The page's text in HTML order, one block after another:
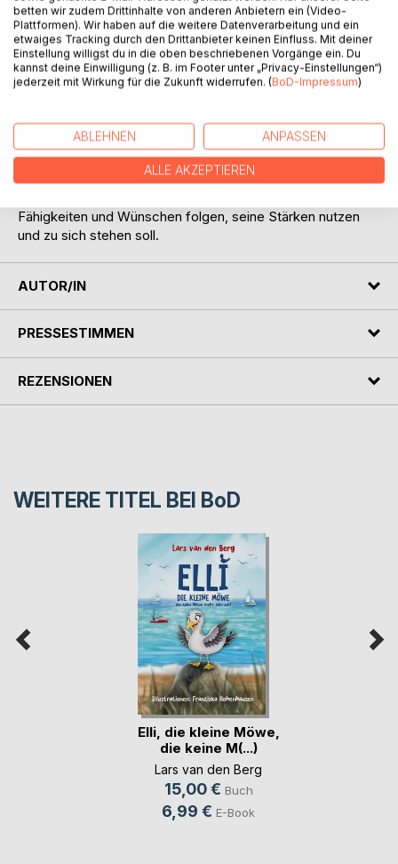
Auseinandersetzung mit unterschiedlichen
Herausforderungen und Vorstellungen. In neun
grundsätzlich abgeschlossenen Kapiteln wird die
Geschichte einer Freundschaft, einer großen Reise, eine
Auseinandersetzung mit typischen Fragestellungen der
Erkenntnis in der fantastischen Welt des Monsters Erwin
und des Drachen Fridolin thematisiert. Ausgehend von der
Frage, ob Monster überhaupt Vegetarier sein dürfen begibt
sich Erwin auf die Suche nach Erkenntnis und entdeckt
Fähigkeiten und Wünschen folgen, seine Stärken nutzen
und zu sich stehen soll.
AUTOR/IN
PRESSESTIMMEN
REZENSIONEN
WEITERE TITEL BEI BoD
Elli, die kleine Möwe,
die keine M(...)
Lars van den Berg
15,00 € Buch
6,99 € E-Book
betten wir zudem Drittinhalte von anderen Anbietern ein (Video-
Plattformen). Wir haben auf die weitere Datenverarbeitung und ein
etwaiges Tracking durch den Drittanbieter keinen Einfluss. Mit deiner
Einstellung willigst du in die oben beschriebenen Vorgänge ein. Du
kannst deine Einwilligung (z. B. im Footer unter „Privacy-Einstellungen“)
jederzeit mit Wirkung für die Zukunft widerrufen. (BoD-Impressum)
ABLEHNEN ANPASSEN
ALLE AKZEPTIEREN